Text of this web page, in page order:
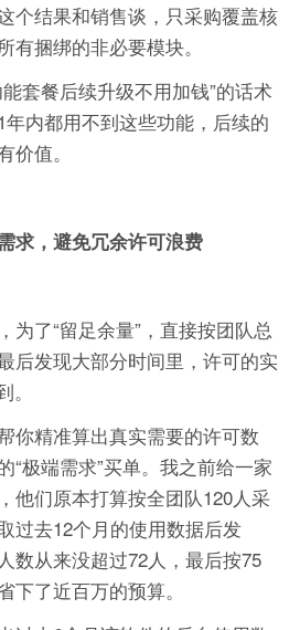
个结果和销售谈，只采购覆盖核
有捆绑的非必要模块。
套餐后续升级不用加钱”的话术
内都用不到这些功能，后续的
价值。
求，避免冗余许可浪费
为了“留足余量”，直接按团队总
后发现大部分时间里，许可的实
你精准算出真实需要的许可数
“极端需求”买单。我之前给一家
他们原本打算按全团队120人采
过去12个月的使用数据后发
数从来没超过72人，最后按75
下了近百万的预算。